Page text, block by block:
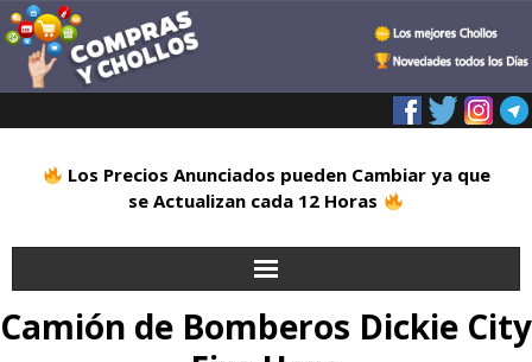
Los Precios Anunciados pueden Cambiar ya que
se Actualizan cada 12 Horas
Inicio
Camión de Bomberos Dickie City